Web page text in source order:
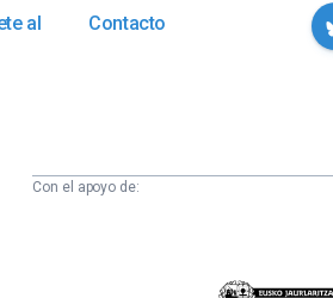
al
Contacto
Con el apoyo de:
Eusko